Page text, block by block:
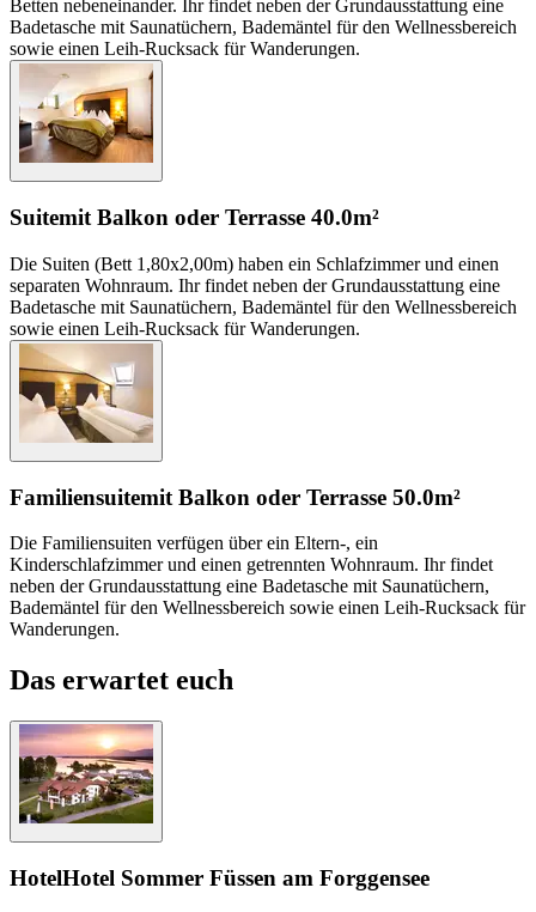
Betten nebeneinander. Ihr findet neben der Grundausstattung eine
Badetasche mit Saunatüchern, Bademäntel für den Wellnessbereich
sowie einen Leih-Rucksack für Wanderungen.
Suitemit Balkon oder Terrasse 40.0m²
Die Suiten (Bett 1,80x2,00m) haben ein Schlafzimmer und einen
separaten Wohnraum. Ihr findet neben der Grundausstattung eine
Badetasche mit Saunatüchern, Bademäntel für den Wellnessbereich
sowie einen Leih-Rucksack für Wanderungen.
Familiensuitemit Balkon oder Terrasse 50.0m²
Die Familiensuiten verfügen über ein Eltern-, ein
Kinderschlafzimmer und einen getrennten Wohnraum. Ihr findet
neben der Grundausstattung eine Badetasche mit Saunatüchern,
Bademäntel für den Wellnessbereich sowie einen Leih-Rucksack für
Wanderungen.
Das erwartet euch
HotelHotel Sommer Füssen am Forggensee